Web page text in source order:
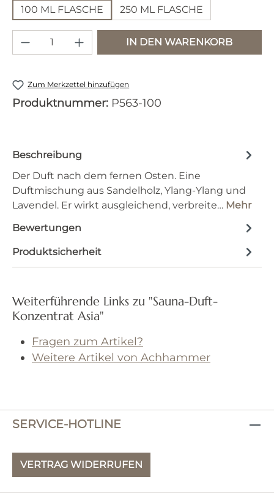
100 ML FLASCHE
250 ML FLASCHE
Produkt Anzahl: Gib den
IN DEN WARENKORB
Zum Merkzettel hinzufügen
Produktnummer: P563-100
Beschreibung
Der Duft nach dem fernen Osten. Eine
Duftmischung aus Sandelholz, Ylang-Ylang und
Lavendel. Er wirkt ausgleichend, verbreite… Mehr
Bewertungen
Produktsicherheit
Weiterführende Links zu "Sauna-Duft-
Konzentrat Asia"
Fragen zum Artikel?
Weitere Artikel von Achhammer
SERVICE-HOTLINE
VERTRAG WIDERRUFEN